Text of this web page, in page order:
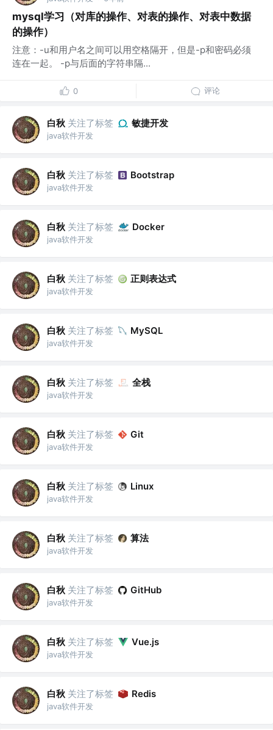
mysql学习（对库的操作、对表的操作、对表中数据
的操作）
注意：-u和用户名之间可以用空格隔开，但是-p和密码必须
连在一起。 -p与后面的字符串隔...
0 评论
白秋 关注了标签 敏捷开发
java软件开发
白秋 关注了标签 Bootstrap
java软件开发
白秋 关注了标签 Docker
java软件开发
白秋 关注了标签 正则表达式
java软件开发
白秋 关注了标签 MySQL
java软件开发
白秋 关注了标签 全栈
java软件开发
白秋 关注了标签 Git
java软件开发
白秋 关注了标签 Linux
java软件开发
白秋 关注了标签 算法
java软件开发
白秋 关注了标签 GitHub
java软件开发
白秋 关注了标签 Vue.js
java软件开发
白秋 关注了标签 Redis
java软件开发